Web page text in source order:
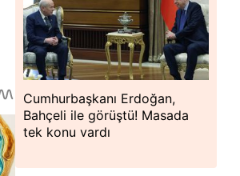
Cumhurbaşkanı Erdoğan,
Bahçeli ile görüştü! Masada
tek konu vardı